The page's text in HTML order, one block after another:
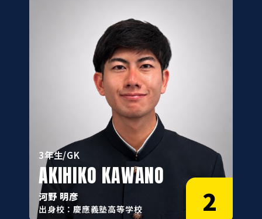
2
3年生/GK
AKIHIKO KAWANO
河野 明彦
出身校：慶應義塾高等学校